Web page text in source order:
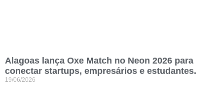
Alagoas lança Oxe Match no Neon 2026 para
conectar startups, empresários e estudantes.
19/06/2026